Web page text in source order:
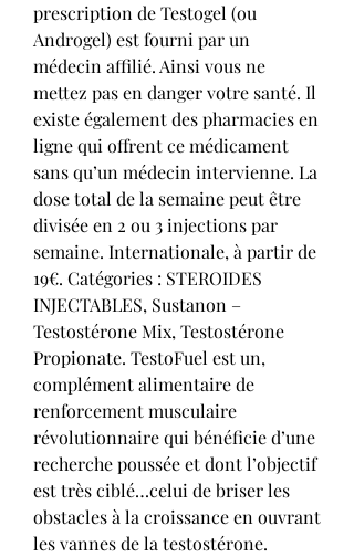
prescription de Testogel (ou
Androgel) est fourni par un
médecin affilié. Ainsi vous ne
mettez pas en danger votre santé. Il
existe également des pharmacies en
ligne qui offrent ce médicament
sans qu’un médecin intervienne. La
dose total de la semaine peut être
divisée en 2 ou 3 injections par
semaine. Internationale, à partir de
19€. Catégories : STEROIDES
INJECTABLES, Sustanon –
Testostérone Mix, Testostérone
Propionate. TestoFuel est un,
complément alimentaire de
renforcement musculaire
révolutionnaire qui bénéficie d’une
recherche poussée et dont l’objectif
est très ciblé…celui de briser les
obstacles à la croissance en ouvrant
les vannes de la testostérone.